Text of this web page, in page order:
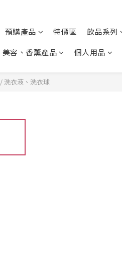
預購產品 特價區 飲品系列
美容、香薰產品 個人用品
/洗衣液、洗衣球